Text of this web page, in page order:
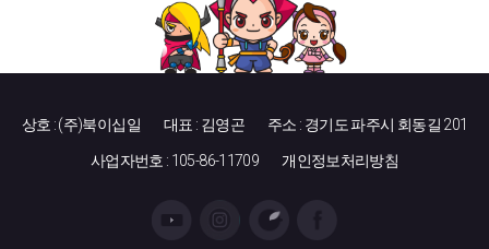
상호 : (주)북이십일 대표 : 김영곤 주소 : 경기도 파주시 회동길 201
사업자번호 : 105-86-11709 개인정보처리방침